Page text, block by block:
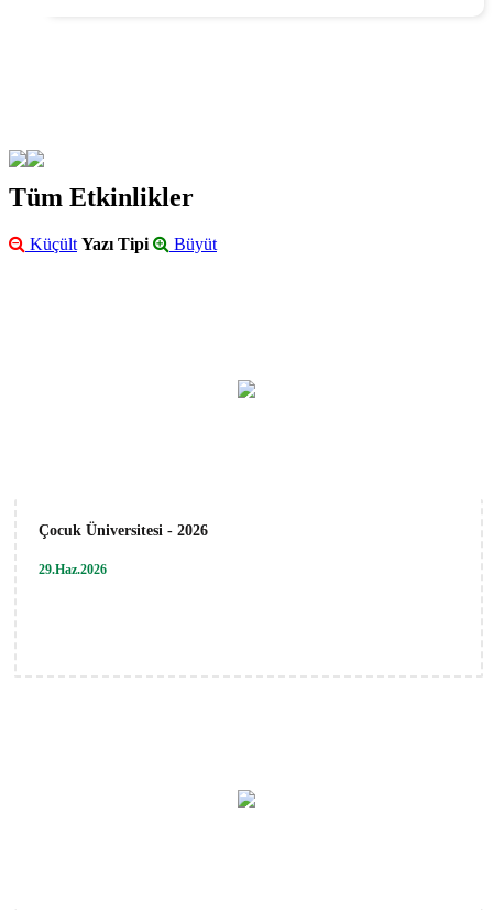
Tüm Etkinlikler
Küçült Yazı Tipi Büyüt
Çocuk Üniversitesi - 2026
29.Haz.2026